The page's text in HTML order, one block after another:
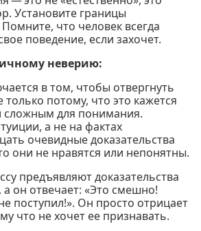
Установите границы
что человек всегда
поведение, если захочет.
неверию:
в том, чтобы отвергнуть
только потому, что это кажется
сложным для понимания.
а не на фактах
очевидные доказательства
они не нравятся или непонятны.
предъявляют доказательства
он отвечает: «Это смешно!
поступил!». Он просто отрицает
что не хочет ее признавать.